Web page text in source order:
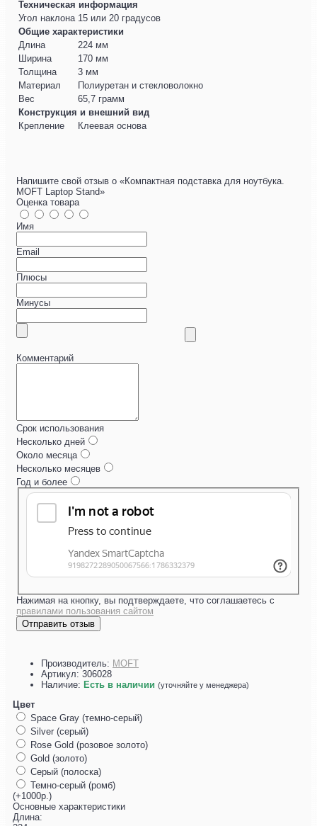
Техническая информация
Угол наклона 15 или 20 градусов
Общие характеристики
Длина
224 мм
Ширина
170 мм
Толщина
3 мм
Материал
Полиуретан и стекловолокно
Вес
65,7 грамм
Конструкция и внешний вид
Крепление
Клеевая основа
Напишите свой отзыв о «Компактная подставка для ноутбука.
MOFT Laptop Stand»
Оценка товара
Имя
Email
Плюсы
Минусы
Комментарий
Срок использования
Несколько дней
Около месяца
Несколько месяцев
Год и более
Нажимая на кнопку, вы подтверждаете, что соглашаетесь с
правилами пользования сайтом
Отправить отзыв
Производитель: MOFT
Артикул: 306028
Наличие: Есть в наличии (уточняйте у менеджера)
Цвет
Space Gray (темно-серый)
Silver (серый)
Rose Gold (розовое золото)
Gold (золото)
Серый (полоска)
Темно-серый (ромб)
(+1000р.)
Основные характеристики
Длина: